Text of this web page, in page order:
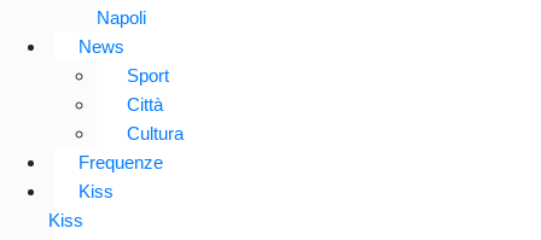
Napoli
News
Sport
Città
Cultura
Frequenze
Kiss
Kiss